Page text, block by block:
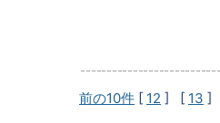
前の10件 [ 12 ] [ 13 ]